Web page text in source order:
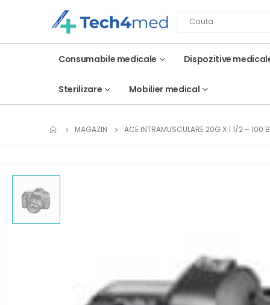
Consumabile medicale Dispozitive
Sterilizare Mobilier medical
MAGAZIN ACE INTRAMUSCULARE 20G X 1 1/2 – 100